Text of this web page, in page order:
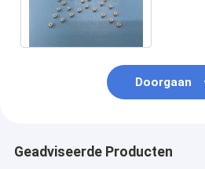
Doorgaan
Geadviseerde Producten